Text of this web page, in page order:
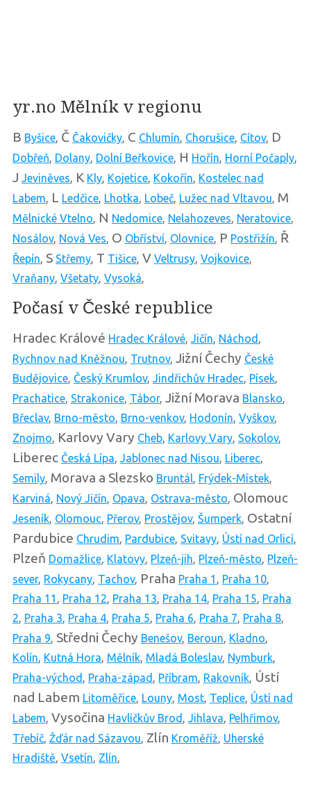
yr.no Mělník v regionu
B Byšice, Č Čakovičky, C Chlumín, Chorušice, Cítov, D
Dobřeň, Dolany, Dolní Beřkovice, H Hořín, Horní Počaply,
J Jeviněves, K Kly, Kojetice, Kokořín, Kostelec nad
Labem, L Ledčice, Lhotka, Lobeč, Lužec nad Vltavou, M
Mělnické Vtelno, N Nedomice, Nelahozeves, Neratovice,
Nosálov, Nová Ves, O Obříství, Olovnice, P Postřižín, Ř
Řepín, S Střemy, T Tišice, V Veltrusy, Vojkovice,
Vraňany, Všetaty, Vysoká,
Počasí v České republice
Hradec Králové Hradec Králové, Jičín, Náchod ,
Rychnov nad Kněžnou, Trutnov, Jižní Čechy České
Budějovice, Český Krumlov, Jindřichův Hradec, Písek,
Prachatice, Strakonice, Tábor, Jižní Morava Blansko,
Břeclav, Brno-město, Brno-venkov, Hodonín, Vyškov,
Znojmo, Karlovy Vary Cheb, Karlovy Vary, Sokolov,
Liberec Česká Lípa, Jablonec nad Nisou, Liberec,
Semily, Morava a Slezsko Bruntál, Frýdek-Místek,
Karviná, Nový Jičín, Opava, Ostrava-město, Olomouc
Jeseník, Olomouc, Přerov, Prostějov, Šumperk, Ostatní
Pardubice Chrudim, Pardubice, Svitavy, Ústí nad Orlicí,
Plzeň Domažlice, Klatovy, Plzeň-jih, Plzeň-město, Plzeň-
sever, Rokycany, Tachov, Praha Praha 1 , Praha 10,
Praha 11 , Praha 12, Praha 13, Praha 14, Praha 15, Praha
2, Praha 3, Praha 4, Praha 5, Praha 6, Praha 7, Praha 8,
Praha 9, Středni Čechy Benešov, Beroun, Kladno,
Kolín, Kutná Hora, Mělník, Mladá Boleslav, Nymburk,
Praha-východ , Praha-západ , Příbram, Rakovník, Ústí
nad Labem Litoměřice, Louny, Most, Teplice, Ústí nad
Labem, Vysočina Havlíčkův Brod , Jihlava, Pelhřimov,
Třebíč, Žďár nad Sázavou, Zlín Kroměříž, Uherské
Hradiště, Vsetín, Zlín,